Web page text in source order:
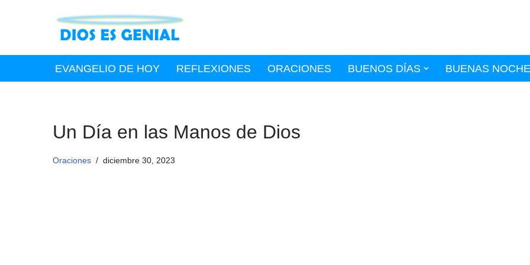
EVANGELIO DE HOY REFLEXIONES ORACIONES BUENOS DÍAS BUENAS
Un Día en las Manos de Dios
Oraciones diciembre 30, 2023